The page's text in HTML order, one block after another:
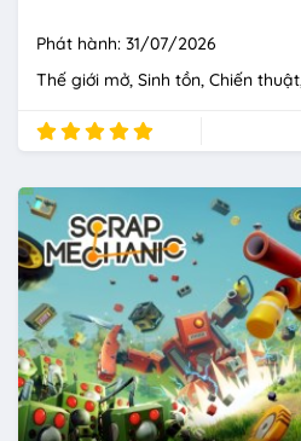
Phát hành: 31/07/2026
Thế giới mở Sinh tồn Chiến thuật